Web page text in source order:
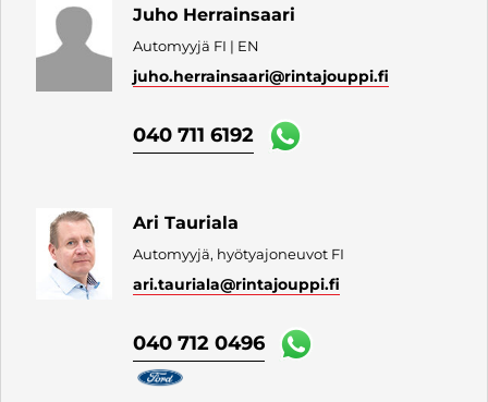
Juho Herrainsaari
Automyyjä FI | EN
juho.herrainsaari@rintajouppi.fi
040 711 6192
Ari Tauriala
Automyyjä, hyötyajoneuvot FI
ari.tauriala@rintajouppi.fi
040 712 0496